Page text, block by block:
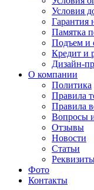
Условия
Гарантия
Памятка
Подъем и
Кредит и
Дизайн-
О компании
Политика
Правила
Правила
Вопросы
Отзывы
Новости
Статьи
Фото
Контакты